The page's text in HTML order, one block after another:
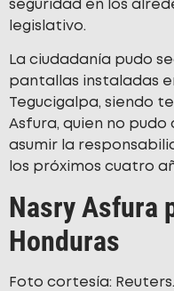
seguridad en los
legislativo.
La ciudadanía pudo
pantallas instaladas
Tegucigalpa, siendo
Asfura, quien no pudo
asumir la
los próximos cuatro
Nasry Asfura
Honduras
Foto cortesía: Reuters.